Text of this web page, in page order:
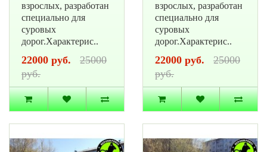
взрослых, разработан
специально для
суровых
дорог.Характерис..
22000 руб.
25000
руб.
взрослых, разработан
специально для
суровых
дорог.Характерис..
22000 руб.
25000
руб.